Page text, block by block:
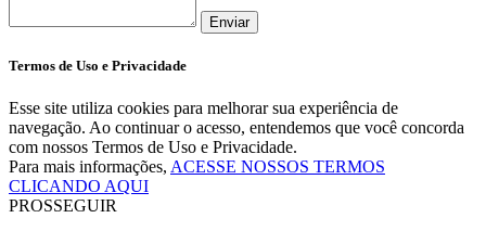
Enviar
Termos de Uso e Privacidade
Esse site utiliza cookies para melhorar sua experiência de
navegação. Ao continuar o acesso, entendemos que você concorda
com nossos Termos de Uso e Privacidade.
Para mais informações, ACESSE NOSSOS TERMOS
CLICANDO AQUI
PROSSEGUIR